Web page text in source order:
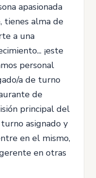
apasionada
tienes alma de
a una
¡este
personal
a de turno
de
principal del
asignado y
en el mismo,
en otras